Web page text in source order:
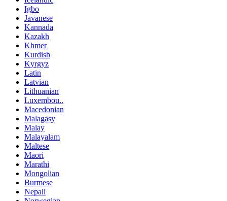
Igbo
Javanese
Kannada
Kazakh
Khmer
Kurdish
Kyrgyz
Latin
Latvian
Lithuanian
Luxembou..
Macedonian
Malagasy
Malay
Malayalam
Maltese
Maori
Marathi
Mongolian
Burmese
Nepali